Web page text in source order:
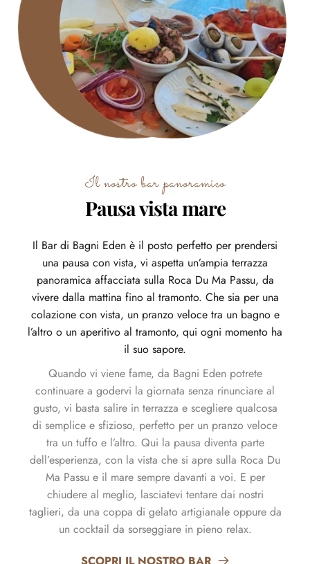
Il nostro bar panoramico
Pausa vista mare
Il Bar di Bagni Eden è il posto perfetto per prendersi
una pausa con vista, vi aspetta un’ampia terrazza
panoramica affacciata sulla Roca Du Ma Passu, da
vivere dalla mattina fino al tramonto. Che sia per una
colazione con vista, un pranzo veloce tra un bagno e
l’altro o un aperitivo al tramonto, qui ogni momento ha
il suo sapore.
Quando vi viene fame, da Bagni Eden potrete
continuare a godervi la giornata senza rinunciare al
gusto, vi basta salire in terrazza e scegliere qualcosa
di semplice e sfizioso, perfetto per un pranzo veloce
tra un tuffo e l’altro. Qui la pausa diventa parte
dell’esperienza, con la vista che si apre sulla Roca Du
Ma Passu e il mare sempre davanti a voi. E per
chiudere al meglio, lasciatevi tentare dai nostri
taglieri, da una coppa di gelato artigianale oppure da
un cocktail da sorseggiare in pieno relax.
SCOPRI IL NOSTRO BAR